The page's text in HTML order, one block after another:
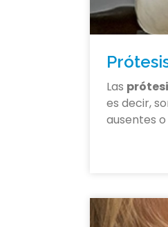
Las
es decir,
ausentes